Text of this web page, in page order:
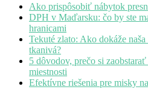
Ako prispôsobiť nábytok
DPH v Maďarsku: čo by ste
hranicami
Tekuté zlato: Ako dokáže
tkanivá?
5 dôvodov, prečo si
miestnosti
Efektívne riešenia pre misky